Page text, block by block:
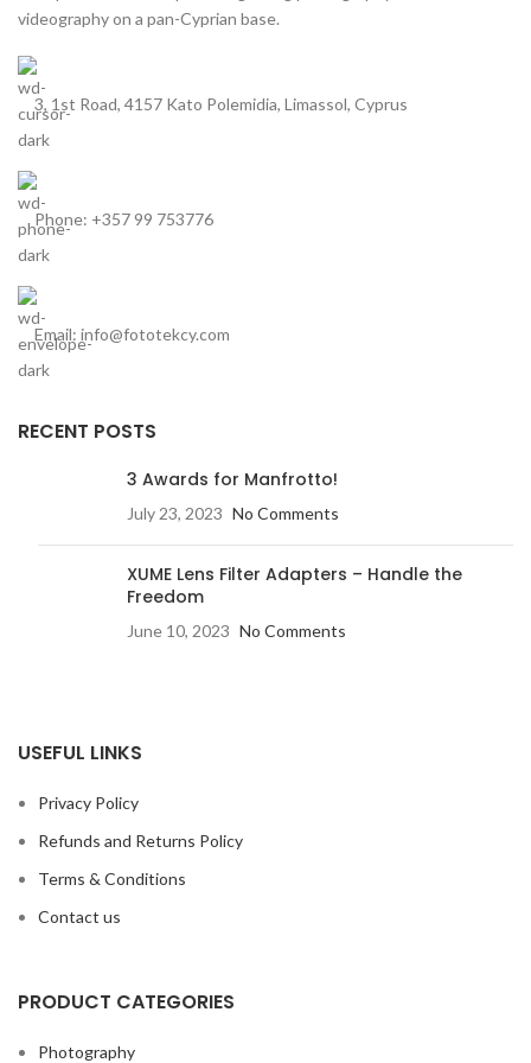
videography on a pan-Cyprian base.
3, 1st Road, 4157 Kato Polemidia, Limassol, Cyprus
Phone: +357 99 753776
Email: info@fototekcy.com
RECENT POSTS
3 Awards for Manfrotto!
July 23, 2023 No Comments
XUME Lens Filter Adapters – Handle the
Freedom
June 10, 2023 No Comments
USEFUL LINKS
Privacy Policy
Refunds and Returns Policy
Terms & Conditions
Contact us
PRODUCT CATEGORIES
Photography